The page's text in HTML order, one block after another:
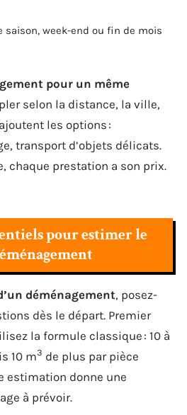
saison, week-end ou fin de mois
pour un même
selon la distance, la ville,
les options :
transport d’objets délicats.
chaque prestation a son prix.
pour estimer le
déménagement, posez-
dès le départ. Premier
la formule classique : 10 à
10 m3 de plus par pièce
estimation donne une
à prévoir.